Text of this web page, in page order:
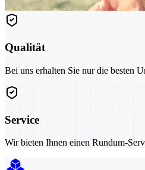
Qualität
Bei uns erhalten Sie nur die besten
Service
Wir bieten Ihnen einen Rundum-